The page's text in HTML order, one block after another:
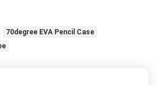
70degree EVA Pencil Case